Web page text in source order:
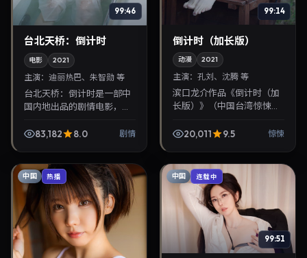
99:46
台北天桥：倒计时
电影 2021
主演： 迪丽热巴、朱智勋 等
台北天桥：倒计时是一部中
国内地出品的剧情电影，罗
勋等主演，2021年12月13日
83,182 8.0 剧情
99:14
倒计时（加长版）
动漫 2021
主演：孔刘、沈腾 等
滨口龙介作品《倒计时（加
长版）》（中国台湾·惊悚）
11月6日正式上映。影片叙事
20,011 9.5 惊悚
中国 热播 中国 连载中
99:51